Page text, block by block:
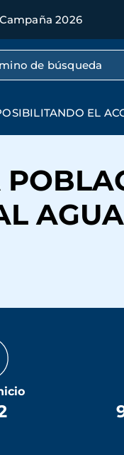
Campaña 2026
texto completo
EL